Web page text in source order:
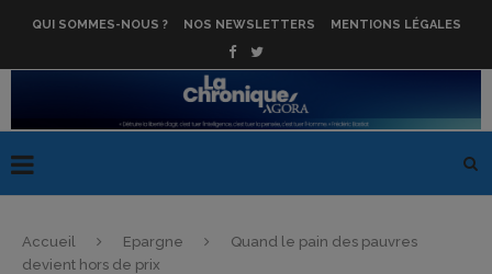
QUI SOMMES-NOUS ? NOS NEWSLETTERS MENTIONS LÉGALES
Accueil Epargne
Quand le pain des pauvres
devient hors de prix